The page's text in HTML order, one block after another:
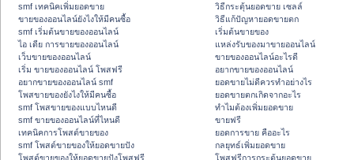
smf เทคนิคเพิ่มยอดขาย
ขายของออนไลน์ยังไงให้มีคนซื้อ
smf เริ่มต้นขายของออนไลน์
ไอ เดีย การขายของออนไลน์
เว็บขายของออนไลน์
เริ่ม ขายของออนไลน์ โพสฟรี
อยากขายของออนไลน์ smf
โพสขายของยังไงให้มีคนซื้อ
smf โพสขายของแบบไหนดี
smf ขายของออนไลน์ที่ไหนดี
เทคนิคการโพสต์ขายของ
smf โพสต์ขายของให้ยอดขายปัง
โพสต์ขายของให้ยอดขายปังโพสฟรี
วิธีกระตุ้นยอดขาย เซลล์
วิธีแก้ปัญหายอดขายตก
เริ่มต้นขายของ
แหล่งรับของมาขายออนไลน์
ขายของออนไลน์อะไรดี
อยากขายของออนไลน์
ยอดขายไม่ดีควรทำอย่างไร
ยอดขายตกเกิดจากอะไร
ทำไมต้องเพิ่มยอดขาย
ขายฟรี
ยอดการขาย คืออะไร
กลยุทธ์เพิ่มยอดขาย
โพสฟรีการกระตุ้นยอดขาย